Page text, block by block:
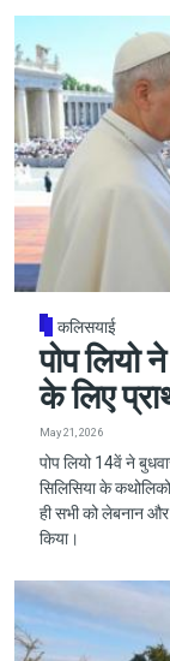
कलिसयाई
पोप लियो
के लिए
May 21, 2026
पोप लियो 14वें ने
सिलिसिया के
ही सभी को लेबनान और
किया।